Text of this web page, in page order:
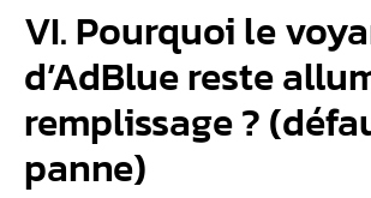
VI. Pourquoi le
d’AdBlue reste
remplissage ?
panne)